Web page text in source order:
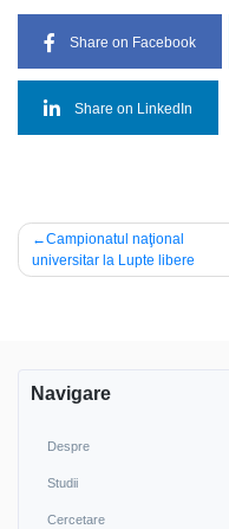
Share on Facebook
Share on LinkedIn
Navigare
în
Campionatul naţional
universitar la Lupte libere
Navigare
Despre
Studii
Cercetare